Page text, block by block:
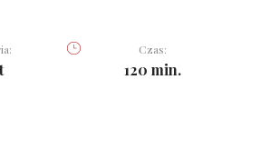
Czas:
120 min.